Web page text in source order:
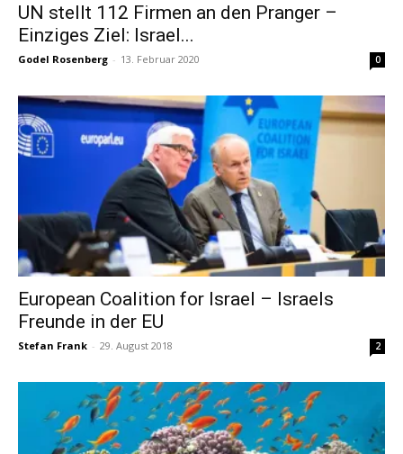
UN stellt 112 Firmen an den Pranger –
Einziges Ziel: Israel...
Godel Rosenberg - 13. Februar 2020 0
European Coalition for Israel – Israels
Freunde in der EU
Stefan Frank - 29. August 2018 2